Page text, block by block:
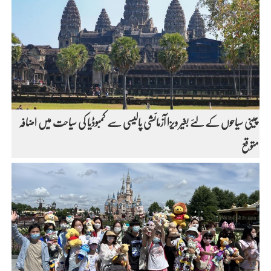
چینی سیاحوں کے لئے بغیر ویزا آزمائشی پالیسی سے کمبوڈیا کی سیاحت میں اضافہ
متوقع